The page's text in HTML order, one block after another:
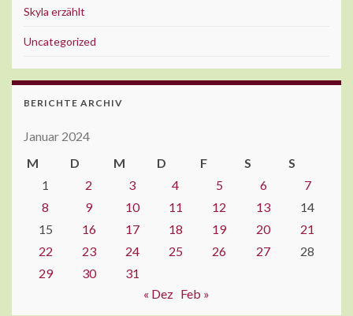
Skyla erzählt
Uncategorized
BERICHTE ARCHIV
Januar 2024
M
D M D F S
S
1
2 3 4 5 6
7
8
9 10 11 12 13
14
15
16 17 18 19 20
21
22
23 24 25 26 27
28
29
30
31
« Dez Feb »